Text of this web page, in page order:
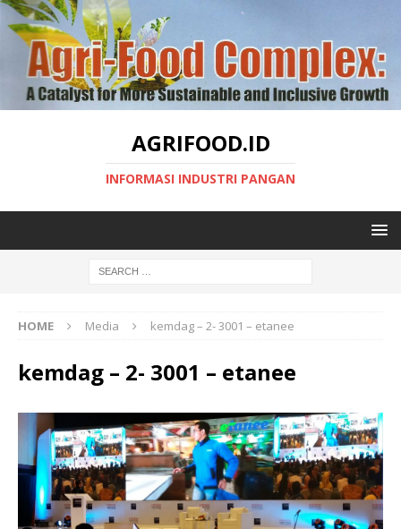
AGRIFOOD.ID
INFORMASI INDUSTRI PANGAN
HOME Media kemdag – 2- 3001 – etanee
kemdag – 2- 3001 – etanee